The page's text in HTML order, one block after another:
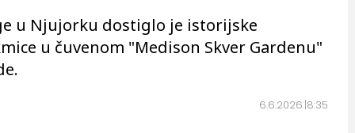
6.6.2026. 8:35
u Njujorku dostiglo je istorijske
u čuvenom "Medison Skver Gardenu"